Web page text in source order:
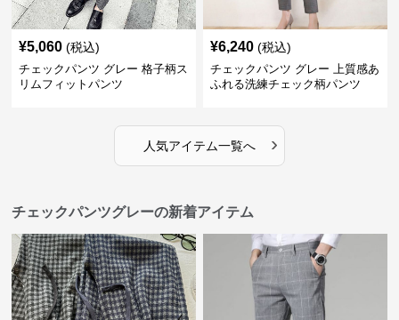
¥5,060 (税込)
チェックパンツ グレー 格子柄ス
リムフィットパンツ
¥6,240 (税込)
チェックパンツ グレー 上質感あ
ふれる洗練チェック柄パンツ
人気アイテム一覧へ ›
チェックパンツグレーの新着アイテム